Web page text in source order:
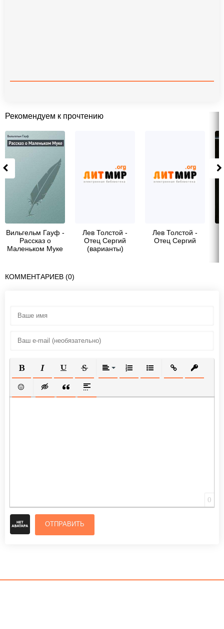
Рекомендуем к прочтению
Вильгельм Гауф -
Рассказ о
Маленьком Муке
Лев Толстой -
Отец Сергий
(варианты)
Лев Толстой -
Отец Сергий
КОММЕНТАРИЕВ (0)
ПОЛУЖИРНЫЙ
КУРСИВПОДЧЕРКНУТЫЙ
ЗАЧЕРКНУТЫЙВЫРАВНИВАНИЕ
НУМЕРОВАННЫЙ СПИСОК
МАРКИРОВАННЫЙ
ВСТАВИТЬ
ВСТАВИТЬ СМАЙЛИК
ВСТАВКА СКРЫТОГО ТЕКСТА
ВСТАВКА ЦИТАТЫ
ВСТАВКА СПОЙЛЕРА
0
ОТПРАВИТЬ